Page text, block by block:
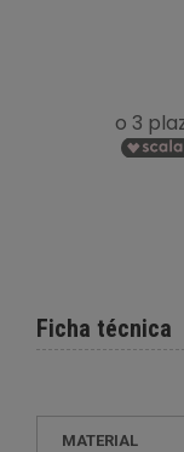
Ficha técnica
MATERIAL